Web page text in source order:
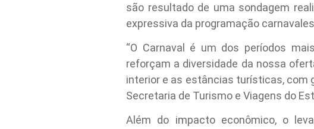
são resultado de uma sondagem
expressiva da programação
“O Carnaval é um dos períodos
reforçam a diversidade da nossa
interior e as estâncias turísticas, com
Secretaria de Turismo e Viagens do
Além do impacto econômico, o